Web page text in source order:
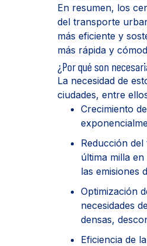
En resumen, los
del transporte
más eficiente y
más rápida y
¿Por qué son
La necesidad de
ciudades, entre
Crecimiento
Reducción
última milla
las emisiones
Optimización
necesidades
densas,
Eficiencia de